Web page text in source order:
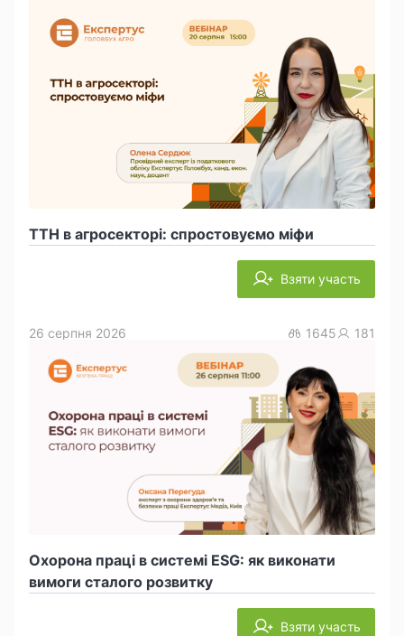
ТТН в агросекторі: спростовуємо міфи
Взяти участь
Охорона праці в системі ESG: як виконати
вимоги сталого розвитку
26 серпня 2026 1645 181
Взяти участь